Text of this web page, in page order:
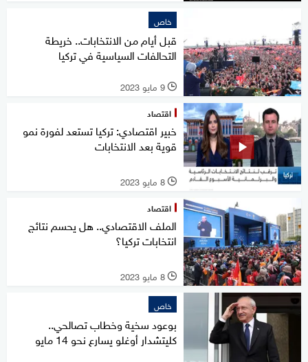
خاص
قبل أيام من الانتخابات.. خريطة
التحالفات السياسية في تركيا
l 9 مايو 2023
اقتصاد
خبير اقتصادي: تركيا تستعد لفورة نمو
قوية بعد الانتخابات
l 8 مايو 2023
اقتصاد
الملف الاقتصادي.. هل يحسم نتائج
انتخابات تركيا؟
l 8 مايو 2023
خاص
بوعود سخية وخطاب تصالحي..
كليتشدار أوغلو يسارع نحو 14 مايو